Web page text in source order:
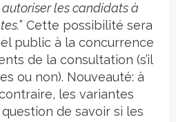
autoriser les candidats à
” Cette possibilité sera
public à la concurrence
de la consultation (s’il
ou non). Nouveauté: à
les variantes
de savoir si les